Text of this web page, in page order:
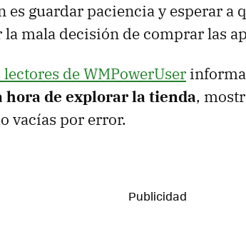
es guardar paciencia y esperar a
mala decisión de comprar las
lectores de WMPowerUser
hora de explorar la tienda,
vacías por error.